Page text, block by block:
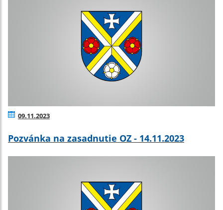
09.11.2023
Pozvánka na zasadnutie OZ - 14.11.2023